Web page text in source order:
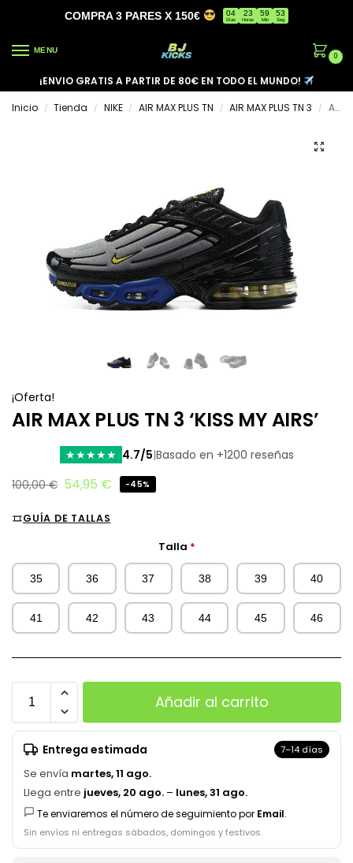
COMPRA 3 PARES X 150€ 04
Días
23
Horas
59
Min
53
Seg
MENU
0
¡ENVIO GRATIS A PARTIR DE 80€ EN TODO EL MUNDO!
Inicio
/ Tienda / NIKE / AIR MAX PLUS TN / AIR MAX PLUS TN 3 / AIR MAX PLUS TN 3 ‘KISS MY AIRS’
¡Oferta!
AIR MAX PLUS TN 3 ‘KISS MY AIRS’
★★★★★ 4.7/5|Basado en +1200 reseñas
100,00€ 54,95 € -45%
GUÍA DE TALLAS
Talla *
35 36 37 38 39 40
41 42 43 44 45 46
Añadir al carrito
Entrega estimada 7–14 días
Se envía martes, 11 ago.
Llega entre jueves, 20 ago. – lunes, 31 ago.
Te enviaremos el número de seguimiento por Email.
Sin envíos ni entregas sábados, domingos y festivos.